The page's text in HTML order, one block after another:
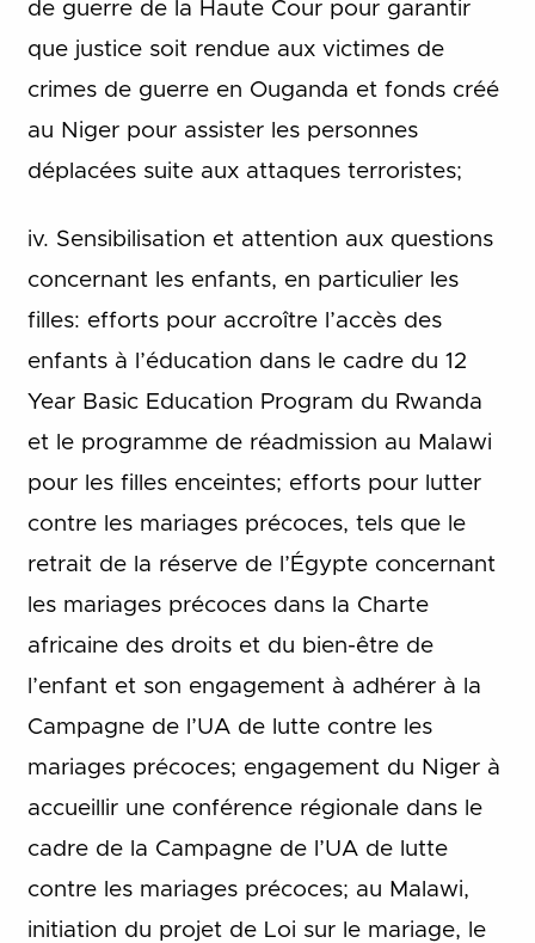
de guerre de la Haute Cour pour garantir
que justice soit rendue aux victimes de
crimes de guerre en Ouganda et fonds créé
au Niger pour assister les personnes
déplacées suite aux attaques terroristes;
iv. Sensibilisation et attention aux questions
concernant les enfants, en particulier les
filles: efforts pour accroître l’accès des
enfants à l’éducation dans le cadre du 12
Year Basic Education Program du Rwanda
et le programme de réadmission au Malawi
pour les filles enceintes; efforts pour lutter
contre les mariages précoces, tels que le
retrait de la réserve de l’Égypte concernant
les mariages précoces dans la Charte
africaine des droits et du bien-être de
l’enfant et son engagement à adhérer à la
Campagne de l’UA de lutte contre les
mariages précoces; engagement du Niger à
accueillir une conférence régionale dans le
cadre de la Campagne de l’UA de lutte
contre les mariages précoces; au Malawi,
initiation du projet de Loi sur le mariage, le